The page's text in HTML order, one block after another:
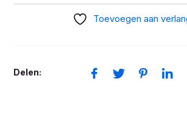
geel/zwart/wit
Toevoegen aan
Delen: